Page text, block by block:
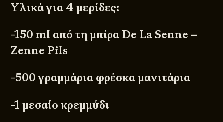
Υλικά για 4 μερίδες:
-150 ml από τη μπίρα De La Senne –
Zenne Pils
-500 γραμμάρια φρέσκα μανιτάρια
-1 μεσαίο κρεμμύδι